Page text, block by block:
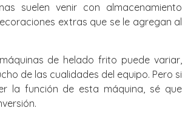
suelen venir con almacenamiento
extras que se le agregan al
de helado frito puede variar,
de las cualidades del equipo. Pero si
la función de esta máquina, sé que